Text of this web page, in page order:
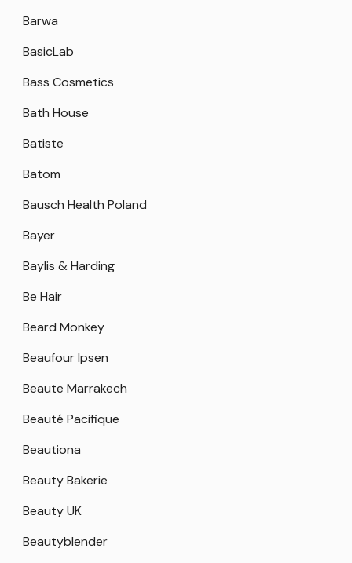
Barwa
BasicLab
Bass Cosmetics
Bath House
Batiste
Batom
Bausch Health Poland
Bayer
Baylis & Harding
Be Hair
Beard Monkey
Beaufour Ipsen
Beaute Marrakech
Beauté Pacifique
Beautiona
Beauty Bakerie
Beauty UK
Beautyblender